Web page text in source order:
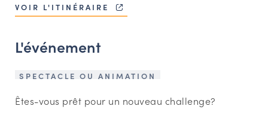
OFFRES D’EMPLOI ET DE STAGE
OUTILS EN LIGNE
Espace acteurs
VOIR L'ITINÉRAIRE
L'événement
SPECTACLE OU ANIMATION
Êtes-vous prêt pour un nouveau challenge?